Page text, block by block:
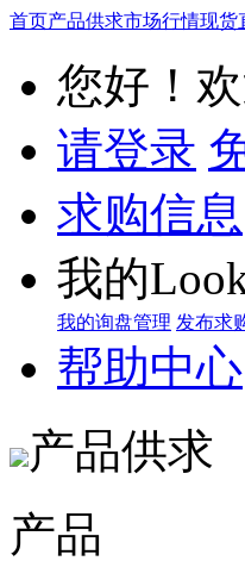
首页产品供求市场行情现货
您好！
请登录
求购信息
我的
我的询盘管理 发布求
帮助中心
产品供求
产品